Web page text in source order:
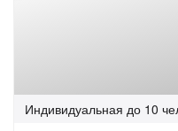
Индивидуальная до 10